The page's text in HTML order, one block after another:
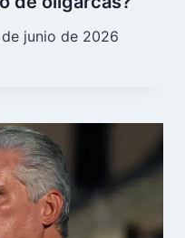
junio de 2026